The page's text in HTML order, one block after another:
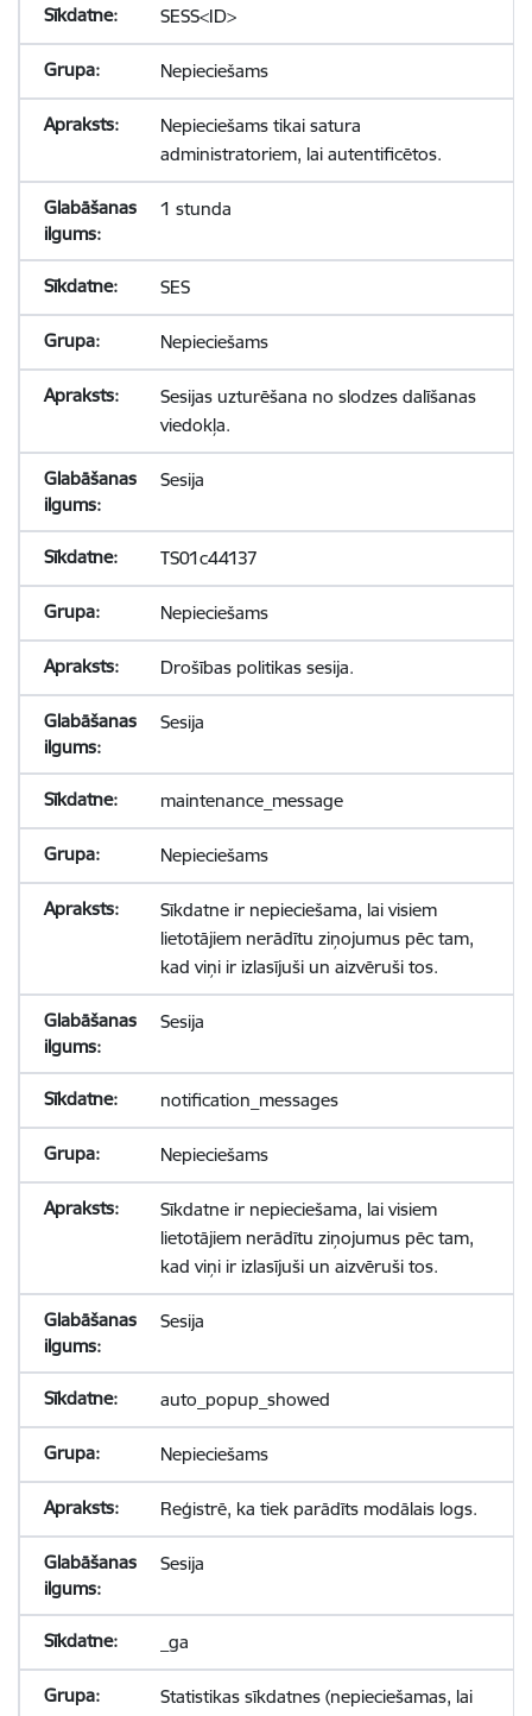
SESS<ID>
Nepieciešams
Nepieciešams tikai satura
administratoriem, lai autentificētos.
1 stunda
SES
Nepieciešams
Sesijas uzturēšana no slodzes dalīšanas
viedokļa.
Sesija
TS01c44137
Nepieciešams
Drošības politikas sesija.
Sesija
maintenance_message
Nepieciešams
Sīkdatne ir nepieciešama, lai visiem
lietotājiem nerādītu ziņojumus pēc tam,
kad viņi ir izlasījuši un aizvēruši tos.
Sesija
notification_messages
Nepieciešams
Sīkdatne ir nepieciešama, lai visiem
lietotājiem nerādītu ziņojumus pēc tam,
kad viņi ir izlasījuši un aizvēruši tos.
Sesija
auto_popup_showed
Nepieciešams
Reģistrē, ka tiek parādīts modālais logs.
Sesija
_ga
Statistikas sīkdatnes (nepieciešamas, lai